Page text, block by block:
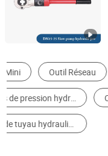
Table Élévatrice